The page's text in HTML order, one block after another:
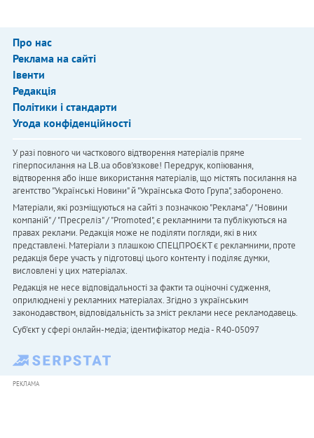
Про нас
Реклама на сайті
Івенти
Редакція
Політики і стандарти
Угода конфіденційності
У разі повного чи часткового відтворення матеріалів пряме
гіперпосилання на LB.ua обов'язкове! Передрук, копіювання,
відтворення або інше використання матеріалів, що містять посилання на
агентство "Українськi Новини" й "Українська Фото Група", заборонено.
Матеріали, які розміщуються на сайті з позначкою "Реклама" / "Новини
компаній" / "Пресреліз" / "Promoted", є рекламними та публікуються на
правах реклами. Редакція може не поділяти погляди, які в них
представлені. Матеріали з плашкою СПЕЦПРОЄКТ є рекламними, проте
редакція бере участь у підготовці цього контенту і поділяє думки,
висловлені у цих матеріалах.
Редакція не несе відповідальності за факти та оціночні судження,
оприлюднені у рекламних матеріалах. Згідно з українським
законодавством, відповідальність за зміст реклами несе рекламодавець.
Cуб'єкт у сфері онлайн-медіа; ідентифікатор медіа - R40-05097
РЕКЛАМА